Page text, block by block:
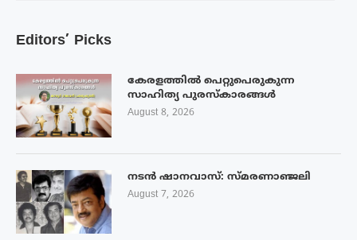
Editors’ Picks
കേരളത്തിൽ പെറ്റുപെരുകുന്ന
സാഹിത്യ പുരസ്‌കാരങ്ങൾ
August 8, 2026
നടൻ ഷാനവാസ്: സ്മരണാഞ്ജലി
August 7, 2026